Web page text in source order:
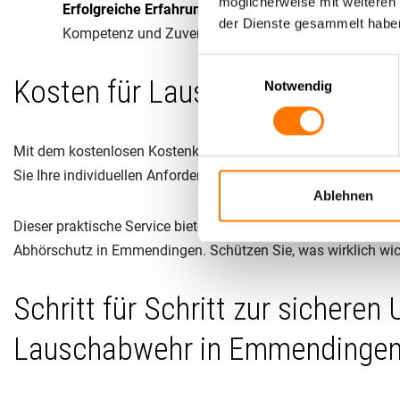
der Dienste gesammelt
Notwendig
Ablehnen
Erfolgreiche Erfahrung:
Unsere 30-jährige
Kompetenz und Zuverlässigkeit.
Kosten für Lauschabwehr in
Mit dem kostenlosen Kostenkalkulator derLentz Gruppe®
Sie Ihre individuellen Anforderungen ein und lassen Sie sich
Dieser praktische Service bietet Ihnen Transparenz und
Abhörschutz in Emmendingen. Schützen Sie, was wirklich
Schritt für Schritt zur sicheren
Lauschabwehr in Emmendingen